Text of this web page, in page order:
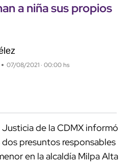
a niña sus propios
07/08/2021 · 00:00 hs
Justicia de la CDMX informó
presuntos responsables
en la alcaldía Milpa Alta